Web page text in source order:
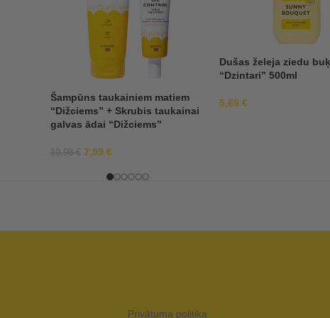
Šampūns taukainiem matiem
“Dižciems” + Skrubis taukainai
galvas ādai “Dižciems”
19,98€ 7,99 €
Dušas želeja ziedu
“Dzintari” 500ml
5,69€
Privātuma politika